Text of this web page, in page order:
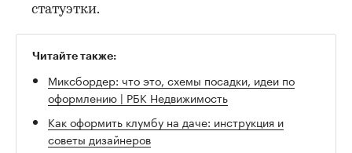
статуэтки.
Читайте также:
Миксбордер: что это, схемы посадки, идеи по
оформлению | РБК Недвижимость
Как оформить клумбу на даче: инструкция и
советы дизайнеров